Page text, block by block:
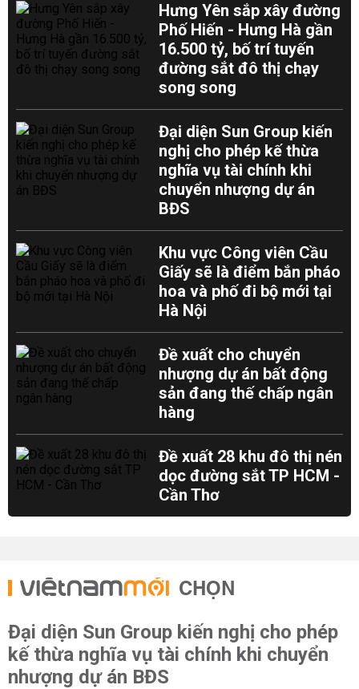
Hưng Yên sắp xây đường
Phố Hiến - Hưng Hà gần
16.500 tỷ, bố trí tuyến
đường sắt đô thị chạy
song song
Đại diện Sun Group kiến
nghị cho phép kế thừa
nghĩa vụ tài chính khi
chuyển nhượng dự án
BĐS
Khu vực Công viên Cầu
Giấy sẽ là điểm bắn pháo
hoa và phố đi bộ mới tại
Hà Nội
Đề xuất cho chuyển
nhượng dự án bất động
sản đang thế chấp ngân
hàng
Đề xuất 28 khu đô thị nén
dọc đường sắt TP HCM -
Cần Thơ
CHỌN
Đại diện Sun Group kiến nghị cho phép
kế thừa nghĩa vụ tài chính khi chuyển
nhượng dự án BĐS